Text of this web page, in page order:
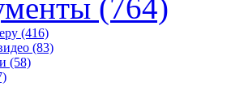
(764)
(416)
(83)
(58)